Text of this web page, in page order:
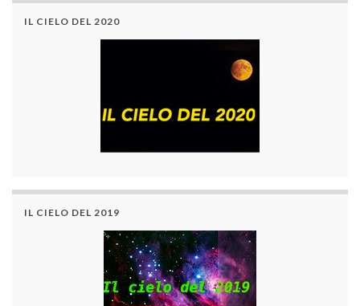
IL CIELO DEL 2020
IL CIELO DEL 2019